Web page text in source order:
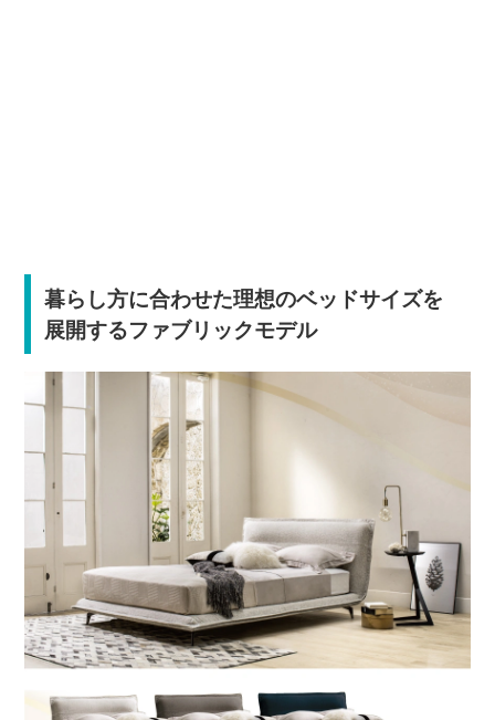
暮らし方に合わせた理想のベッドサイズを
展開するファブリックモデル